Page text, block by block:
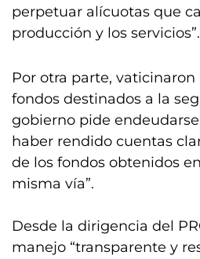
perpetuar alícuotas que
producción y los servicios”.
Por otra parte,
fondos destinados a la
gobierno pide
haber rendido cuentas
de los fondos obtenidos
misma vía”.
Desde la dirigencia del
manejo “transparente y